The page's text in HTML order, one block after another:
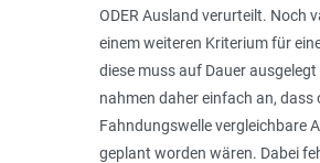
ODER Ausland verurteilt. Noch
einem weiteren Kriterium für
diese muss auf Dauer
nahmen daher einfach an, dass
Fahndungswelle vergleichbare
geplant worden wären. Dabei